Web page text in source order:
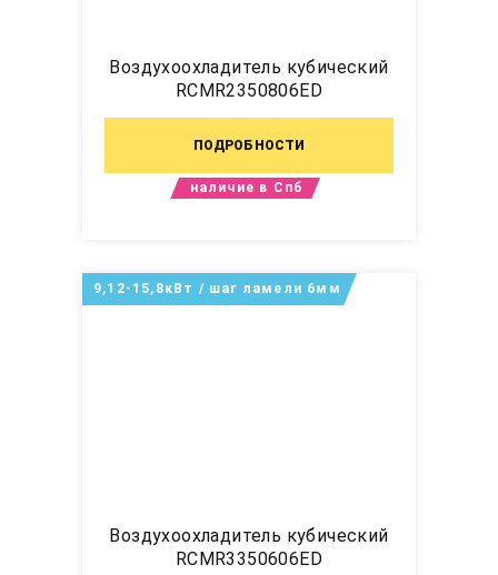
Воздухоохладитель кубический
RCMR2350806ED
ПОДРОБНОСТИ
наличие в Спб
Воздухоохладитель кубический
RCMR3350606ED
9,12-15,8кВт / шаг ламели 6мм